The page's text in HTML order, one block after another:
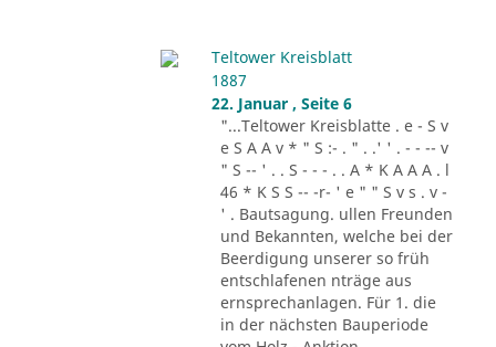
Teltower Kreisblatt
1887
22. Januar , Seite 6
"...Teltower Kreisblatte . e - S v
e S A A v * " S :- . " . .' ' . - - -- v
" S -- ' . . S - - - . . A * K A A A . l
46 * K S S -- -r- ' e " " S v s . v -
' . Bautsagung. ullen Freunden
und Bekannten, welche bei der
Beerdigung unserer so früh
entschlafenen nträge aus
ernsprechanlagen. Für 1. die
in der nächsten Bauperiode